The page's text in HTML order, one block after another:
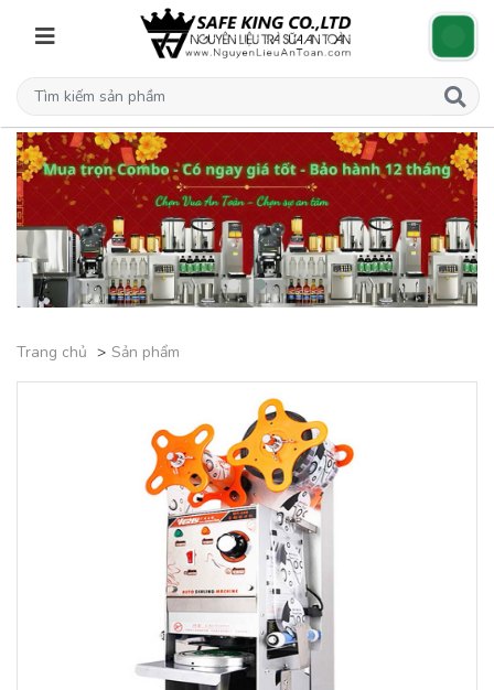
Trang chủ Sản phẩm